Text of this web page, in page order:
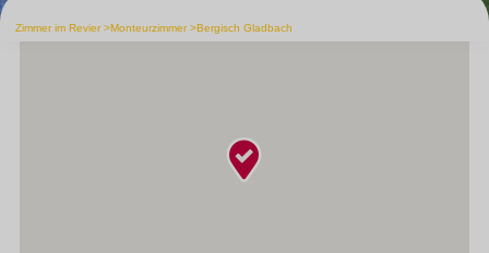
Zimmer im Revier Monteurzimmer Bergisch Gladbach